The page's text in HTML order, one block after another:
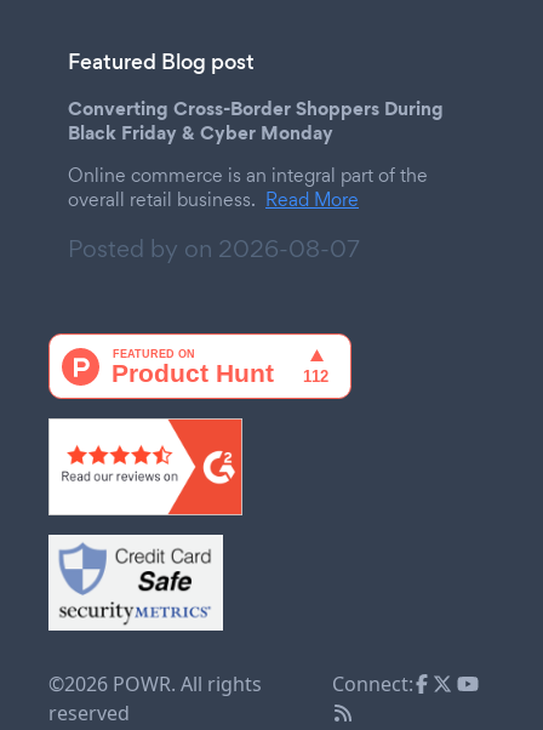
Featured Blog post
Converting Cross-Border Shoppers During
Black Friday & Cyber Monday
Online commerce is an integral part of the
overall retail business. Read More
Posted by on 2026-08-07
©2026 POWR. All rights
reserved
Connect: